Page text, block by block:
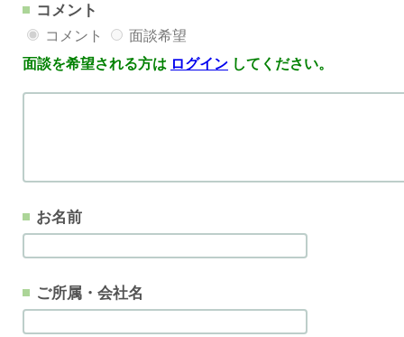
コメント
コメント
面談希望
面談を希望される方は ログイン してください。
お名前
ご所属・会社名